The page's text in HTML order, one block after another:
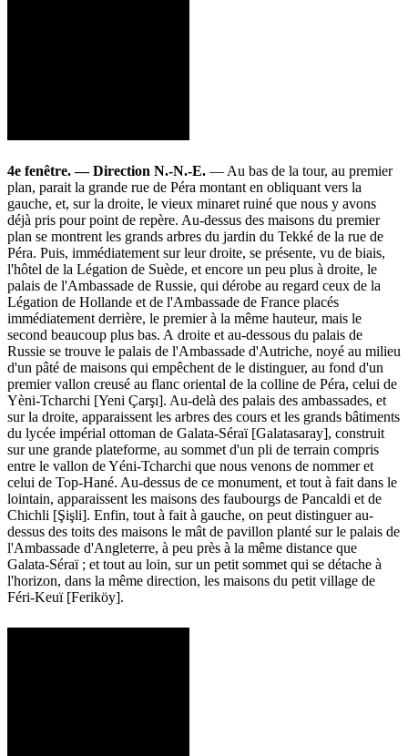
4e fenêtre. — Direction N.-N.-E. — Au bas de la tour, au premier
plan, parait la grande rue de Péra montant en obliquant vers la
gauche, et, sur la droite, le vieux minaret ruiné que nous y avons
déjà pris pour point de repère. Au-dessus des maisons du premier
plan se montrent les grands arbres du jardin du Tekké de la rue de
Péra. Puis, immédiatement sur leur droite, se présente, vu de biais,
l'hôtel de la Légation de Suède, et encore un peu plus à droite, le
palais de l'Ambassade de Russie, qui dérobe au regard ceux de la
Légation de Hollande et de l'Ambassade de France placés
immédiatement derrière, le premier à la même hauteur, mais le
second beaucoup plus bas. A droite et au-dessous du palais de
Russie se trouve le palais de l'Ambassade d'Autriche, noyé au milieu
d'un pâté de maisons qui empêchent de le distinguer, au fond d'un
premier vallon creusé au flanc oriental de la colline de Péra, celui de
Yèni-Tcharchi [Yeni Çarşı]. Au-delà des palais des ambassades, et
sur la droite, apparaissent les arbres des cours et les grands bâtiments
du lycée impérial ottoman de Galata-Séraï [Galatasaray], construit
sur une grande plateforme, au sommet d'un pli de terrain compris
entre le vallon de Yéni-Tcharchi que nous venons de nommer et
celui de Top-Hané. Au-dessus de ce monument, et tout à fait dans le
lointain, apparaissent les maisons des faubourgs de Pancaldi et de
Chichli [Şişli]. Enfin, tout à fait à gauche, on peut distinguer au-
dessus des toits des maisons le mât de pavillon planté sur le palais de
l'Ambassade d'Angleterre, à peu près à la même distance que
Galata-Séraï ; et tout au loin, sur un petit sommet qui se détache à
l'horizon, dans la même direction, les maisons du petit village de
Féri-Keuï [Feriköy].